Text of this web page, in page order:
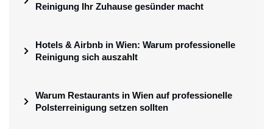
Reinigung Ihr Zuhause gesünder macht
Hotels & Airbnb in Wien: Warum professionelle
Reinigung sich auszahlt
Warum Restaurants in Wien auf professionelle
Polsterreinigung setzen sollten